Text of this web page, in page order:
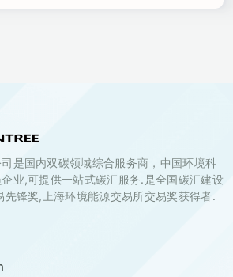
司是国内双碳领域综合服务商，中国环境科
业,可提供一站式碳汇服务.是全国碳汇建设
先锋奖,上海环境能源交易所交易奖获得者.